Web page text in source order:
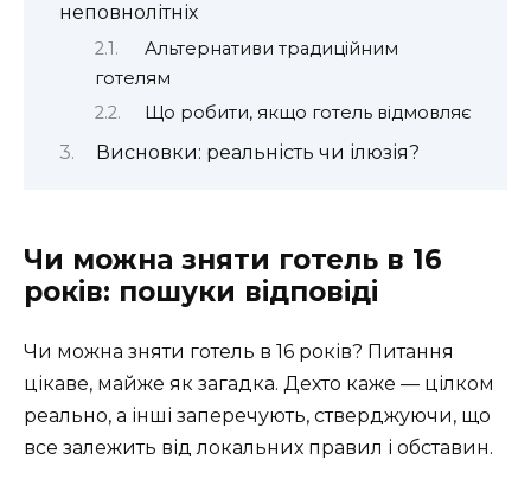
неповнолітніх
Альтернативи традиційним
готелям
Що робити, якщо готель відмовляє
Висновки: реальність чи ілюзія?
Чи можна зняти готель в 16
років: пошуки відповіді
Чи можна зняти готель в 16 років? Питання
цікаве, майже як загадка. Дехто каже — цілком
реально, а інші заперечують, стверджуючи, що
все залежить від локальних правил і обставин.